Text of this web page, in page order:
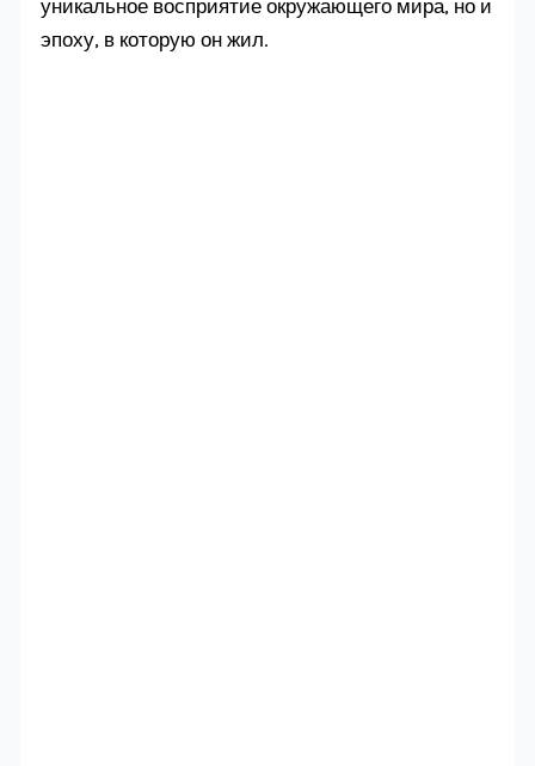
уникальное восприятие окружающего мира, но и
эпоху, в которую он жил.